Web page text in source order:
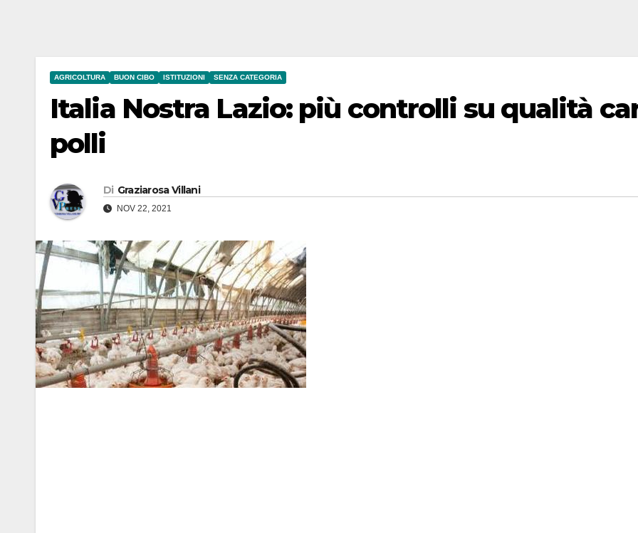
AGRICOLTURA BUON CIBO ISTITUZIONI SENZA CATEGORIA
Italia Nostra Lazio: più controlli su qualità
polli
Di Graziarosa Villani
NOV 22, 2021